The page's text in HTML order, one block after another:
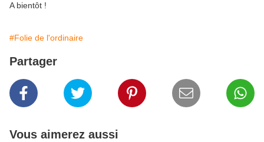
A bientôt !
#Folie de l'ordinaire
Partager
Vous aimerez aussi